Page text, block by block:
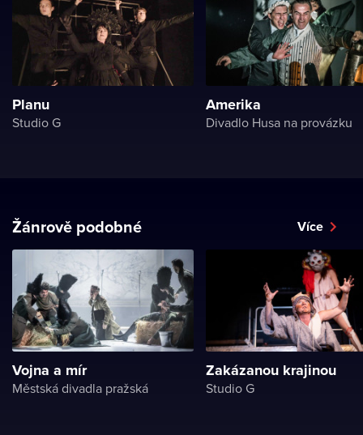
Planu
Studio G
Amerika
Divadlo Husa na provázku
Žánrově podobné Více
Vojna a mír
Městská divadla pražská
Zakázanou krajinou
Studio G